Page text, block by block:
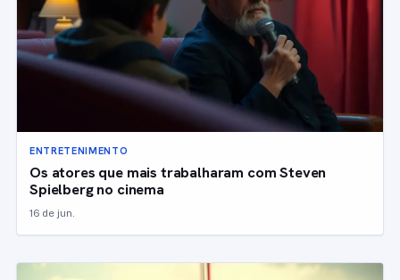
ENTRETENIMENTO
Os atores que mais trabalharam com Steven
Spielberg no cinema
16 de jun.